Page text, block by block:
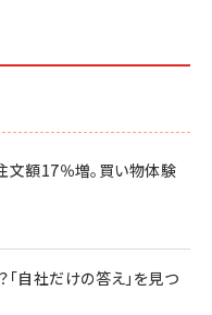
文額17％増。買い物体験
自社だけの答え」を見つ